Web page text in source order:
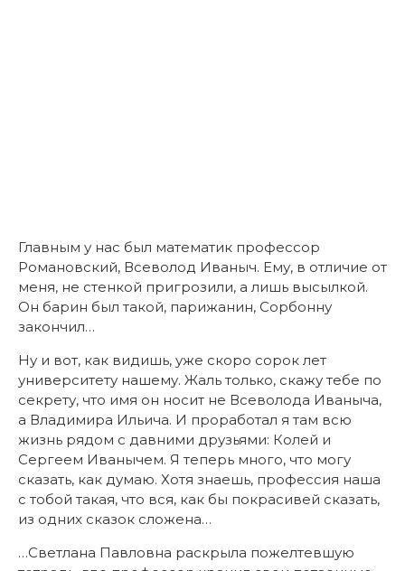
Главным у нас был математик профессор
Романовский, Всеволод Иваныч. Ему, в отличие от
меня, не стенкой пригрозили, а лишь высылкой.
Он барин был такой, парижанин, Сорбонну
закончил…
Ну и вот, как видишь, уже скоро сорок лет
университету нашему. Жаль только, скажу тебе по
секрету, что имя он носит не Всеволода Иваныча,
а Владимира Ильича. И проработал я там всю
жизнь рядом с давними друзьями: Колей и
Сергеем Иванычем. Я теперь много, что могу
сказать, как думаю. Хотя знаешь, профессия наша
с тобой такая, что вся, как бы покрасивей сказать,
из одних сказок сложена…
…Светлана Павловна раскрыла пожелтевшую